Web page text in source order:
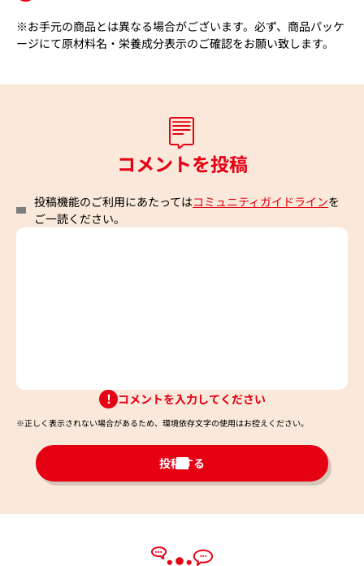
※お手元の商品とは異なる場合がございます。必ず、商品パッケ
ージにて原材料名・栄養成分表示のご確認をお願い致します。
コメントを投稿
投稿機能のご利用にあたってはコミュニティガイドラインを
ご一読ください。
コメントを入力してください
※正しく表示されない場合があるため、環境依存文字の使用はお控えください。​
投稿する